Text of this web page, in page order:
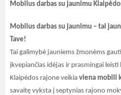
Mobilus darbas su jaunimu
Mobilus darbas su jaunimu – tai
Tave!
Tai galimybė jauniems žmonėms
įkvepiančias idėjas ir prasmingai
Klaipėdos rajone veikia viena mobili
savaitę vyksta į septynias rajono